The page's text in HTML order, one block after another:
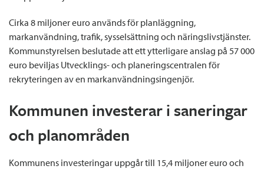
Cirka 8 miljoner euro används för planläggning,
markanvändning, trafik, sysselsättning och näringslivstjänster.
Kommunstyrelsen beslutade att ett ytterligare anslag på 57 000
euro beviljas Utvecklings- och planeringscentralen för
rekryteringen av en markanvändningsingenjör.
Kommunen investerar i saneringar
och planområden
Kommunens investeringar uppgår till 15,4 miljoner euro och